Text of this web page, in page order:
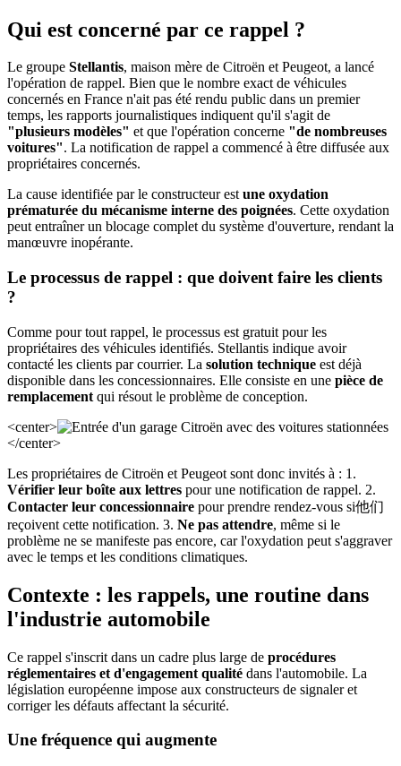
Qui est concerné par ce rappel ?
Le groupe Stellantis, maison mère de Citroën et Peugeot, a lancé
l'opération de rappel. Bien que le nombre exact de véhicules
concernés en France n'ait pas été rendu public dans un premier
temps, les rapports journalistiques indiquent qu'il s'agit de
"plusieurs modèles" et que l'opération concerne "de nombreuses
voitures". La notification de rappel a commencé à être diffusée aux
propriétaires concernés.
La cause identifiée par le constructeur estune oxydation
prématurée du mécanisme interne des poignées. Cette oxydation
peut entraîner un blocage complet du système d'ouverture, rendant la
manœuvre inopérante.
Le processus de rappel : que doivent faire les clients
?
Comme pour tout rappel, le processus est gratuit pour les
propriétaires des véhicules identifiés. Stellantis indique avoir
contacté les clients par courrier. La solution technique est déjà
disponible dans les concessionnaires. Elle consiste en une pièce de
remplacement qui résout le problème de conception.
<center>
</center>
Les propriétaires de Citroën et Peugeot sont donc invités à : 1.
Vérifier leur boîte aux lettres pour une notification de rappel. 2.
Contacter leur concessionnaire pour prendre rendez-vous si他们
reçoivent cette notification. 3. Ne pas attendre, même si le
problème ne se manifeste pas encore, car l'oxydation peut s'aggraver
avec le temps et les conditions climatiques.
Contexte : les rappels, une routine dans
l'industrie automobile
Ce rappel s'inscrit dans un cadre plus large de procédures
réglementaires et d'engagement qualité dans l'automobile. La
législation européenne impose aux constructeurs de signaler et
corriger les défauts affectant la sécurité.
Une fréquence qui augmente